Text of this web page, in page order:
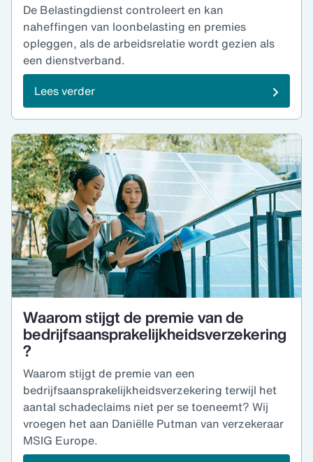
De Belastingdienst controleert en kan
naheffingen van loonbelasting en premies
opleggen, als de arbeidsrelatie wordt gezien als
een dienstverband.
Lees verder
Waarom stijgt de premie van de
bedrijfsaansprakelijkheidsverzekering
?
Waarom stijgt de premie van een
bedrijfsaansprakelijkheidsverzekering terwijl het
aantal schadeclaims niet per se toeneemt? Wij
vroegen het aan Daniëlle Putman van verzekeraar
MSIG Europe.